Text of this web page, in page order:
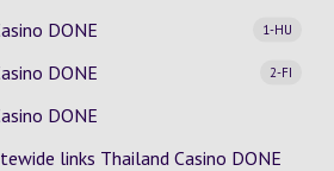
1-HU
DONE
2-FI
DONE
DONE
links Thailand Casino DONE